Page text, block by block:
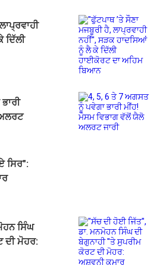
ਦਿੱਲੀ
ਸਿਰ":
ਸਿੰਘ
ਦੀ ਮੋਹਰ: